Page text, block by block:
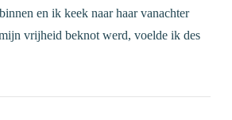
en ik keek naar haar vanachter
vrijheid beknot werd, voelde ik des